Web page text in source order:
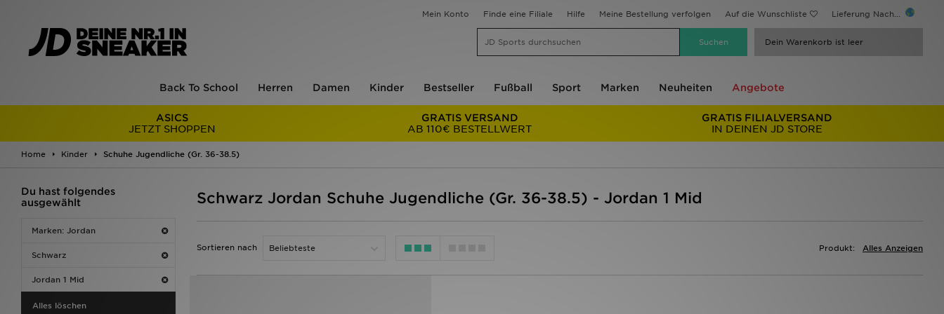
Mein Konto Finde eine Filiale Hilfe Meine Bestellung verfolgen Auf die Wunschliste Lieferung Nach...
Dein Warenkorb ist leer
Back To School Herren Damen Kinder Bestseller Fußball Sport Marken Neuheiten Angebote
ASICS
JETZT SHOPPEN
GRATIS VERSAND
AB 110€ BESTELLWERT
GRATIS FILIALVERSAND
IN DEINEN JD STORE
Home Kinder Schuhe Jugendliche (Gr. 36-38.5)
Du hast folgendes
ausgewählt
Marken: Jordan
Schwarz
Jordan 1 Mid
Alles löschen
Schwarz Jordan Schuhe Jugendliche (Gr. 36-38.5) - Jordan 1 Mid
Sortieren nach Alles Anzeigen
Produkt: